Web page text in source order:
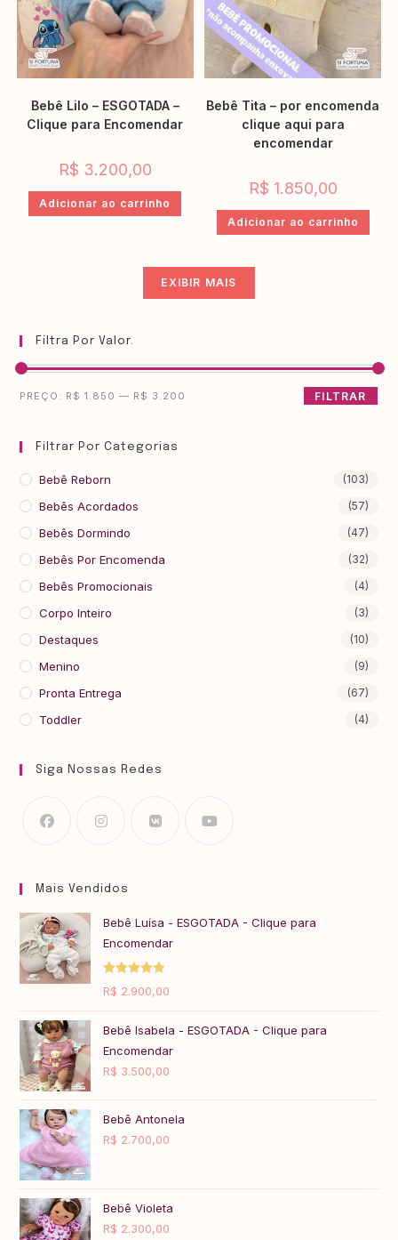
Bebê Lilo – ESGOTADA –
Clique para Encomendar
R$ 3.200,00
Adicionar ao carrinho
Bebê Tita – por encomenda
clique aqui para
encomendar
R$ 1.850,00
Adicionar ao carrinho
EXIBIR MAIS
Filtra Por Valor.
FILTRAR
PREÇO: R$ 1.850 — R$ 3.200
Filtrar Por Categorias
Bebê Reborn (103)
Bebês Acordados (57)
Bebês Dormindo (47)
Bebês Por Encomenda (32)
Bebês Promocionais (4)
Corpo Inteiro (3)
Destaques (10)
Menino (9)
Pronta Entrega (67)
Toddler (4)
Siga Nossas Redes
Mais Vendidos
Bebê Luísa - ESGOTADA - Clique para
Encomendar
Avaliação
R$ 2.900,00
Bebê Isabela - ESGOTADA - Clique para
Encomendar
R$ 3.500,00
Bebê Antonela
R$ 2.700,00
Bebê Violeta
R$ 2.300,00